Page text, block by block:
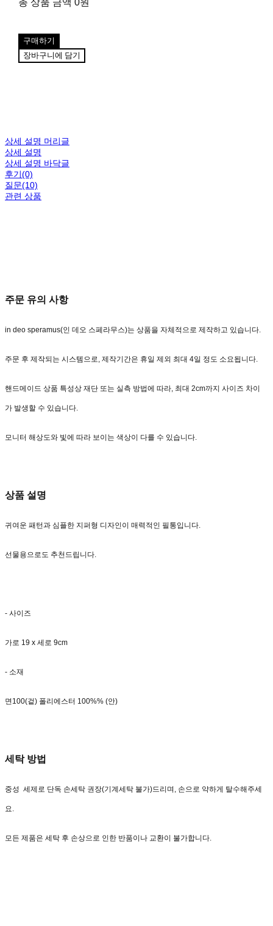
총 상품 금액 0원
구매하기
장바구니에 담기
상세 설명 머리글
상세 설명
상세 설명 바닥글
후기(0)
질문(10)
관련 상품
주문 유의 사항
in deo speramus(인 데오 스페라무스)는 상품을 자체적으로 제작하고 있습니다.
주문 후 제작되는 시스템으로, 제작기간은 휴일 제외 최대 4일 정도 소요됩니다.
핸드메이드 상품 특성상 재단 또는 실측 방법에 따라, 최대 2cm까지 사이즈 차이
가 발생할 수 있습니다.
모니터 해상도와 빛에 따라 보이는 색상이 다를 수 있습니다.
상품 설명
귀여운 패턴과 심플한 지퍼형 디자인이 매력적인 필통입니다.
선물용으로도 추천드립니다.
- 사이즈
가로 19 x 세로 9cm
- 소재
면100(겉) 폴리에스터 100%% (안)
세탁 방법
중성 세제로 단독 손세탁 권장(기계세탁 불가)드리며, 손으로 약하게 탈수해주세
요.
모든 제품은 세탁 후 손상으로 인한 반품이나 교환이 불가합니다.